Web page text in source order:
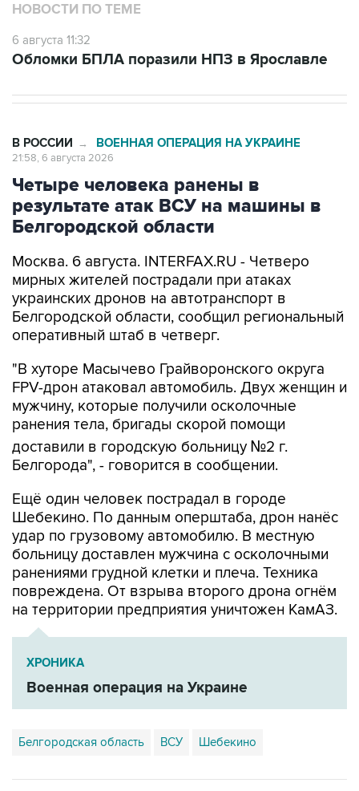
НОВОСТИ ПО ТЕМЕ
6 августа 11:32
Обломки БПЛА поразили НПЗ в Ярославле
В РОССИИ → ВОЕННАЯ ОПЕРАЦИЯ НА УКРАИНЕ
21:58, 6 августа 2026
Четыре человека ранены в
результате атак ВСУ на машины в
Белгородской области
Москва. 6 августа. INTERFAX.RU - Четверо
мирных жителей пострадали при атаках
украинских дронов на автотранспорт в
Белгородской области, сообщил региональный
оперативный штаб в четверг.
"В хуторе Масычево Грайворонского округа
FPV-дрон атаковал автомобиль. Двух женщин и
мужчину, которые получили осколочные
ранения тела, бригады скорой помощи
доставили в городскую больницу №2 г.
Белгорода", - говорится в сообщении.
Ещё один человек пострадал в городе
Шебекино. По данным оперштаба, дрон нанёс
удар по грузовому автомобилю. В местную
больницу доставлен мужчина с осколочными
ранениями грудной клетки и плеча. Техника
повреждена. От взрыва второго дрона огнём
на территории предприятия уничтожен КамАЗ.
ХРОНИКА
Военная операция на Украине
Белгородская область ВСУ Шебекино